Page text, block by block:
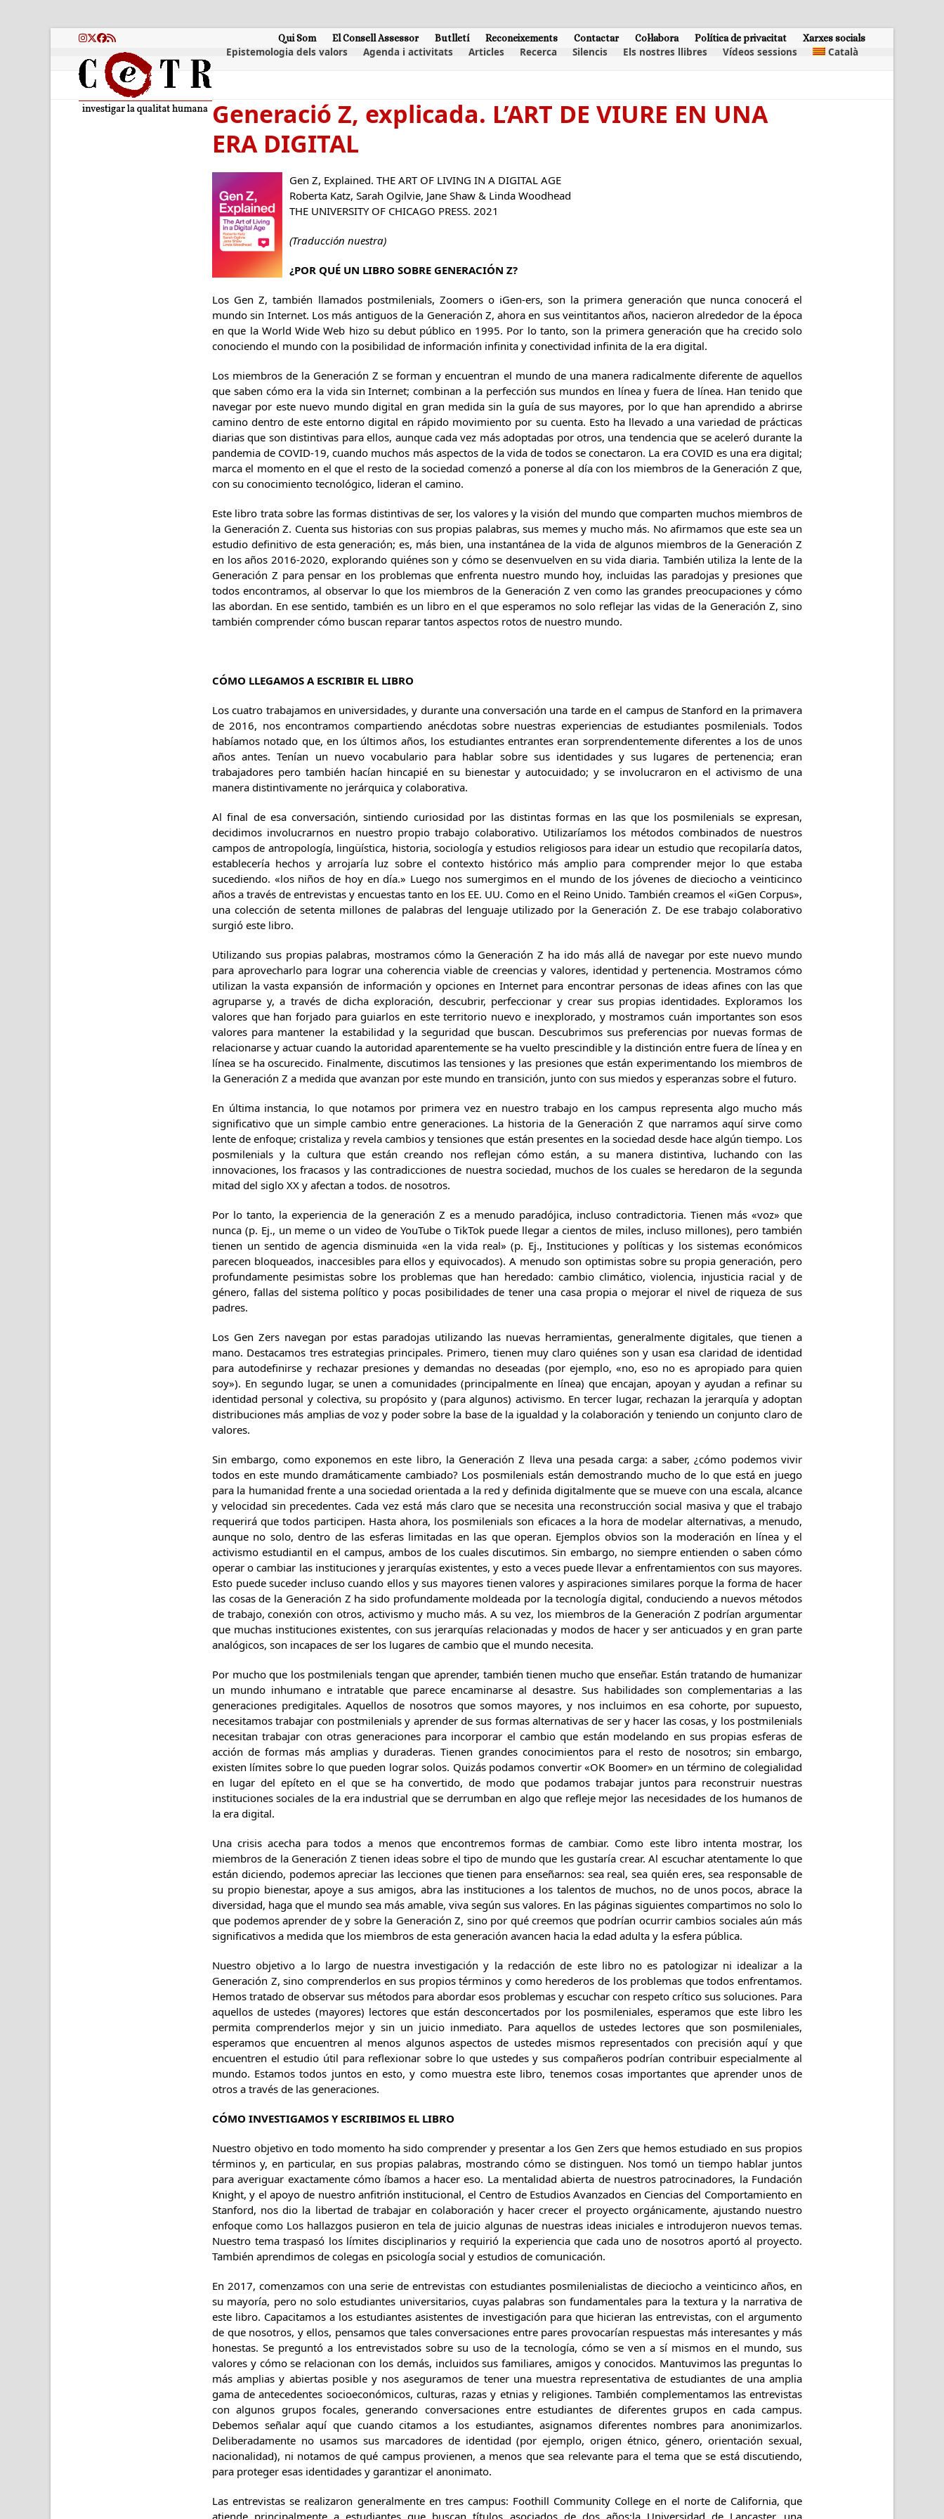
Instagram
Twitter
Facebook
RSS Qui Som El Consell Assessor Butlletí Reconeixements Contactar Col·labora Política de privacitat Xarxes socials
Epistemologia dels valors Agenda i activitats Articles Recerca Silencis Els nostres llibres Vídeos sessions Català
Generació Z, explicada. L’ART DE VIURE EN UNA
ERA DIGITAL
Gen Z, Explained. THE ART OF LIVING IN A DIGITAL AGE
Roberta Katz, Sarah Ogilvie, Jane Shaw & Linda Woodhead
THE UNIVERSITY OF CHICAGO PRESS. 2021
(Traducción nuestra)
¿POR QUÉ UN LIBRO SOBRE GENERACIÓN Z?
Los Gen Z, también llamados postmilenials, Zoomers o iGen-ers, son la primera generación que nunca conocerá el
mundo sin Internet. Los más antiguos de la Generación Z, ahora en sus veintitantos años, nacieron alrededor de la época
en que la World Wide Web hizo su debut público en 1995. Por lo tanto, son la primera generación que ha crecido solo
conociendo el mundo con la posibilidad de información infinita y conectividad infinita de la era digital.
Los miembros de la Generación Z se forman y encuentran el mundo de una manera radicalmente diferente de aquellos
que saben cómo era la vida sin Internet; combinan a la perfección sus mundos en línea y fuera de línea. Han tenido que
navegar por este nuevo mundo digital en gran medida sin la guía de sus mayores, por lo que han aprendido a abrirse
camino dentro de este entorno digital en rápido movimiento por su cuenta. Esto ha llevado a una variedad de prácticas
diarias que son distintivas para ellos, aunque cada vez más adoptadas por otros, una tendencia que se aceleró durante la
pandemia de COVID-19, cuando muchos más aspectos de la vida de todos se conectaron. La era COVID es una era digital;
marca el momento en el que el resto de la sociedad comenzó a ponerse al día con los miembros de la Generación Z que,
con su conocimiento tecnológico, lideran el camino.
Este libro trata sobre las formas distintivas de ser, los valores y la visión del mundo que comparten muchos miembros de
la Generación Z. Cuenta sus historias con sus propias palabras, sus memes y mucho más. No afirmamos que este sea un
estudio definitivo de esta generación; es, más bien, una instantánea de la vida de algunos miembros de la Generación Z
en los años 2016-2020, explorando quiénes son y cómo se desenvuelven en su vida diaria. También utiliza la lente de la
Generación Z para pensar en los problemas que enfrenta nuestro mundo hoy, incluidas las paradojas y presiones que
todos encontramos, al observar lo que los miembros de la Generación Z ven como las grandes preocupaciones y cómo
las abordan. En ese sentido, también es un libro en el que esperamos no solo reflejar las vidas de la Generación Z, sino
también comprender cómo buscan reparar tantos aspectos rotos de nuestro mundo.
CÓMO LLEGAMOS A ESCRIBIR EL LIBRO
Los cuatro trabajamos en universidades, y durante una conversación una tarde en el campus de Stanford en la primavera
de 2016, nos encontramos compartiendo anécdotas sobre nuestras experiencias de estudiantes posmilenials. Todos
habíamos notado que, en los últimos años, los estudiantes entrantes eran sorprendentemente diferentes a los de unos
años antes. Tenían un nuevo vocabulario para hablar sobre sus identidades y sus lugares de pertenencia; eran
trabajadores pero también hacían hincapié en su bienestar y autocuidado; y se involucraron en el activismo de una
manera distintivamente no jerárquica y colaborativa.
Al final de esa conversación, sintiendo curiosidad por las distintas formas en las que los posmilenials se expresan,
decidimos involucrarnos en nuestro propio trabajo colaborativo. Utilizaríamos los métodos combinados de nuestros
campos de antropología, lingüística, historia, sociología y estudios religiosos para idear un estudio que recopilaría datos,
establecería hechos y arrojaría luz sobre el contexto histórico más amplio para comprender mejor lo que estaba
sucediendo. «los niños de hoy en día.» Luego nos sumergimos en el mundo de los jóvenes de dieciocho a veinticinco
años a través de entrevistas y encuestas tanto en los EE. UU. Como en el Reino Unido. También creamos el «iGen Corpus»,
una colección de setenta millones de palabras del lenguaje utilizado por la Generación Z. De ese trabajo colaborativo
surgió este libro.
Utilizando sus propias palabras, mostramos cómo la Generación Z ha ido más allá de navegar por este nuevo mundo
para aprovecharlo para lograr una coherencia viable de creencias y valores, identidad y pertenencia. Mostramos cómo
utilizan la vasta expansión de información y opciones en Internet para encontrar personas de ideas afines con las que
agruparse y, a través de dicha exploración, descubrir, perfeccionar y crear sus propias identidades. Exploramos los
valores que han forjado para guiarlos en este territorio nuevo e inexplorado, y mostramos cuán importantes son esos
valores para mantener la estabilidad y la seguridad que buscan. Descubrimos sus preferencias por nuevas formas de
relacionarse y actuar cuando la autoridad aparentemente se ha vuelto prescindible y la distinción entre fuera de línea y en
línea se ha oscurecido. Finalmente, discutimos las tensiones y las presiones que están experimentando los miembros de
la Generación Z a medida que avanzan por este mundo en transición, junto con sus miedos y esperanzas sobre el futuro.
En última instancia, lo que notamos por primera vez en nuestro trabajo en los campus representa algo mucho más
significativo que un simple cambio entre generaciones. La historia de la Generación Z que narramos aquí sirve como
lente de enfoque; cristaliza y revela cambios y tensiones que están presentes en la sociedad desde hace algún tiempo. Los
posmilenials y la cultura que están creando nos reflejan cómo están, a su manera distintiva, luchando con las
innovaciones, los fracasos y las contradicciones de nuestra sociedad, muchos de los cuales se heredaron de la segunda
mitad del siglo XX y afectan a todos. de nosotros.
Por lo tanto, la experiencia de la generación Z es a menudo paradójica, incluso contradictoria. Tienen más «voz» que
nunca (p. Ej., un meme o un video de YouTube o TikTok puede llegar a cientos de miles, incluso millones), pero también
tienen un sentido de agencia disminuida «en la vida real» (p. Ej., Instituciones y políticas y los sistemas económicos
parecen bloqueados, inaccesibles para ellos y equivocados). A menudo son optimistas sobre su propia generación, pero
profundamente pesimistas sobre los problemas que han heredado: cambio climático, violencia, injusticia racial y de
género, fallas del sistema político y pocas posibilidades de tener una casa propia o mejorar el nivel de riqueza de sus
padres.
Los Gen Zers navegan por estas paradojas utilizando las nuevas herramientas, generalmente digitales, que tienen a
mano. Destacamos tres estrategias principales. Primero, tienen muy claro quiénes son y usan esa claridad de identidad
para autodefinirse y rechazar presiones y demandas no deseadas (por ejemplo, «no, eso no es apropiado para quien
soy»). En segundo lugar, se unen a comunidades (principalmente en línea) que encajan, apoyan y ayudan a refinar su
identidad personal y colectiva, su propósito y (para algunos) activismo. En tercer lugar, rechazan la jerarquía y adoptan
distribuciones más amplias de voz y poder sobre la base de la igualdad y la colaboración y teniendo un conjunto claro de
valores.
Sin embargo, como exponemos en este libro, la Generación Z lleva una pesada carga: a saber, ¿cómo podemos vivir
todos en este mundo dramáticamente cambiado? Los posmilenials están demostrando mucho de lo que está en juego
para la humanidad frente a una sociedad orientada a la red y definida digitalmente que se mueve con una escala, alcance
y velocidad sin precedentes. Cada vez está más claro que se necesita una reconstrucción social masiva y que el trabajo
requerirá que todos participen. Hasta ahora, los posmilenials son eficaces a la hora de modelar alternativas, a menudo,
aunque no solo, dentro de las esferas limitadas en las que operan. Ejemplos obvios son la moderación en línea y el
activismo estudiantil en el campus, ambos de los cuales discutimos. Sin embargo, no siempre entienden o saben cómo
operar o cambiar las instituciones y jerarquías existentes, y esto a veces puede llevar a enfrentamientos con sus mayores.
Esto puede suceder incluso cuando ellos y sus mayores tienen valores y aspiraciones similares porque la forma de hacer
las cosas de la Generación Z ha sido profundamente moldeada por la tecnología digital, conduciendo a nuevos métodos
de trabajo, conexión con otros, activismo y mucho más. A su vez, los miembros de la Generación Z podrían argumentar
que muchas instituciones existentes, con sus jerarquías relacionadas y modos de hacer y ser anticuados y en gran parte
analógicos, son incapaces de ser los lugares de cambio que el mundo necesita.
Por mucho que los postmilenials tengan que aprender, también tienen mucho que enseñar. Están tratando de humanizar
un mundo inhumano e intratable que parece encaminarse al desastre. Sus habilidades son complementarias a las
generaciones predigitales. Aquellos de nosotros que somos mayores, y nos incluimos en esa cohorte, por supuesto,
necesitamos trabajar con postmilenials y aprender de sus formas alternativas de ser y hacer las cosas, y los postmilenials
necesitan trabajar con otras generaciones para incorporar el cambio que están modelando en sus propias esferas de
acción de formas más amplias y duraderas. Tienen grandes conocimientos para el resto de nosotros; sin embargo,
existen límites sobre lo que pueden lograr solos. Quizás podamos convertir «OK Boomer» en un término de colegialidad
en lugar del epíteto en el que se ha convertido, de modo que podamos trabajar juntos para reconstruir nuestras
instituciones sociales de la era industrial que se derrumban en algo que refleje mejor las necesidades de los humanos de
la era digital.
Una crisis acecha para todos a menos que encontremos formas de cambiar. Como este libro intenta mostrar, los
miembros de la Generación Z tienen ideas sobre el tipo de mundo que les gustaría crear. Al escuchar atentamente lo que
están diciendo, podemos apreciar las lecciones que tienen para enseñarnos: sea real, sea quién eres, sea responsable de
su propio bienestar, apoye a sus amigos, abra las instituciones a los talentos de muchos, no de unos pocos, abrace la
diversidad, haga que el mundo sea más amable, viva según sus valores. En las páginas siguientes compartimos no solo lo
que podemos aprender de y sobre la Generación Z, sino por qué creemos que podrían ocurrir cambios sociales aún más
significativos a medida que los miembros de esta generación avancen hacia la edad adulta y la esfera pública.
Nuestro objetivo a lo largo de nuestra investigación y la redacción de este libro no es patologizar ni idealizar a la
Generación Z, sino comprenderlos en sus propios términos y como herederos de los problemas que todos enfrentamos.
Hemos tratado de observar sus métodos para abordar esos problemas y escuchar con respeto crítico sus soluciones. Para
aquellos de ustedes (mayores) lectores que están desconcertados por los posmileniales, esperamos que este libro les
permita comprenderlos mejor y sin un juicio inmediato. Para aquellos de ustedes lectores que son posmileniales,
esperamos que encuentren al menos algunos aspectos de ustedes mismos representados con precisión aquí y que
encuentren el estudio útil para reflexionar sobre lo que ustedes y sus compañeros podrían contribuir especialmente al
mundo. Estamos todos juntos en esto, y como muestra este libro, tenemos cosas importantes que aprender unos de
otros a través de las generaciones.
CÓMO INVESTIGAMOS Y ESCRIBIMOS EL LIBRO
Nuestro objetivo en todo momento ha sido comprender y presentar a los Gen Zers que hemos estudiado en sus propios
términos y, en particular, en sus propias palabras, mostrando cómo se distinguen. Nos tomó un tiempo hablar juntos
para averiguar exactamente cómo íbamos a hacer eso. La mentalidad abierta de nuestros patrocinadores, la Fundación
Knight, y el apoyo de nuestro anfitrión institucional, el Centro de Estudios Avanzados en Ciencias del Comportamiento en
Stanford, nos dio la libertad de trabajar en colaboración y hacer crecer el proyecto orgánicamente, ajustando nuestro
enfoque como Los hallazgos pusieron en tela de juicio algunas de nuestras ideas iniciales e introdujeron nuevos temas.
Nuestro tema traspasó los límites disciplinarios y requirió la experiencia que cada uno de nosotros aportó al proyecto.
También aprendimos de colegas en psicología social y estudios de comunicación.
En 2017, comenzamos con una serie de entrevistas con estudiantes posmilenialistas de dieciocho a veinticinco años, en
su mayoría, pero no solo estudiantes universitarios, cuyas palabras son fundamentales para la textura y la narrativa de
este libro. Capacitamos a los estudiantes asistentes de investigación para que hicieran las entrevistas, con el argumento
de que nosotros, y ellos, pensamos que tales conversaciones entre pares provocarían respuestas más interesantes y más
honestas. Se preguntó a los entrevistados sobre su uso de la tecnología, cómo se ven a sí mismos en el mundo, sus
valores y cómo se relacionan con los demás, incluidos sus familiares, amigos y conocidos. Mantuvimos las preguntas lo
más amplias y abiertas posible y nos aseguramos de tener una muestra representativa de estudiantes de una amplia
gama de antecedentes socioeconómicos, culturas, razas y etnias y religiones. También complementamos las entrevistas
con algunos grupos focales, generando conversaciones entre estudiantes de diferentes grupos en cada campus.
Debemos señalar aquí que cuando citamos a los estudiantes, asignamos diferentes nombres para anonimizarlos.
Deliberadamente no usamos sus marcadores de identidad (por ejemplo, origen étnico, género, orientación sexual,
nacionalidad), ni notamos de qué campus provienen, a menos que sea relevante para el tema que se está discutiendo,
para proteger esas identidades y garantizar el anonimato.
Las entrevistas se realizaron generalmente en tres campus: Foothill Community College en el norte de California, que
atiende principalmente a estudiantes que buscan títulos asociados de dos años;la Universidad de Lancaster, una